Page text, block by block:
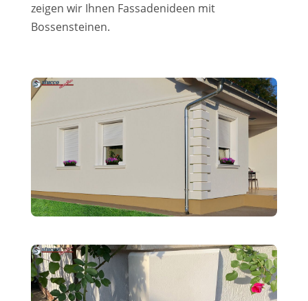
zeigen wir Ihnen Fassadenideen mit
Bossensteinen.